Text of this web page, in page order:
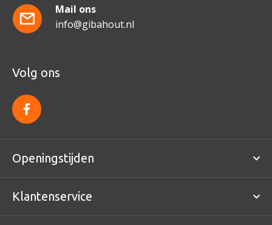
Mail ons
info@gibahout.nl
Volg ons
f
a
c
e
o
o
Openingstijden
Klantenservice